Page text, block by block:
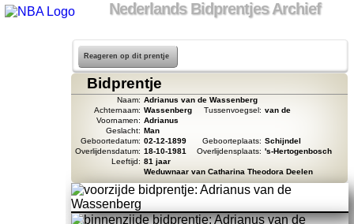
Nederlands Bidprentjes Archief
Reageren op dit prentje
Bidprentje
Naam: Adrianus van de Wassenberg
Achternaam: Wassenberg Tussenvoegsel: van de
Voornamen: Adrianus
Geslacht: Man
Geboortedatum: 02-12-1899 Geboorteplaats: Schijndel
Overlijdensdatum: 18-10-1981 Overlijdensplaats: 's-Hertogenbosch
Leeftijd: 81 jaar
Weduwnaar van Catharina Theodora Deelen